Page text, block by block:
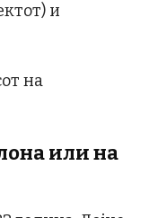
и
на
или на